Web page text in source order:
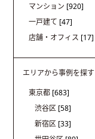
マンション [920]
一戸建て [47]
店舗・オフィス [17]
エリアから事例を探す
東京都 [683]
渋谷区 [58]
新宿区 [33]